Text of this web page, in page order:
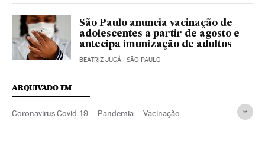
São Paulo anuncia vacinação de
adolescentes a partir de agosto e
antecipa imunização de adultos
BEATRIZ JUCÁ | SÃO PAULO
ARQUIVADO EM
Coronavirus Covid-19 Pandemia Vacinação